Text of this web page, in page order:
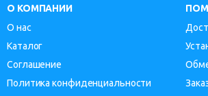
О КОМПАНИИ
О нас
Каталог
Соглашение
Политика конфиденциальности